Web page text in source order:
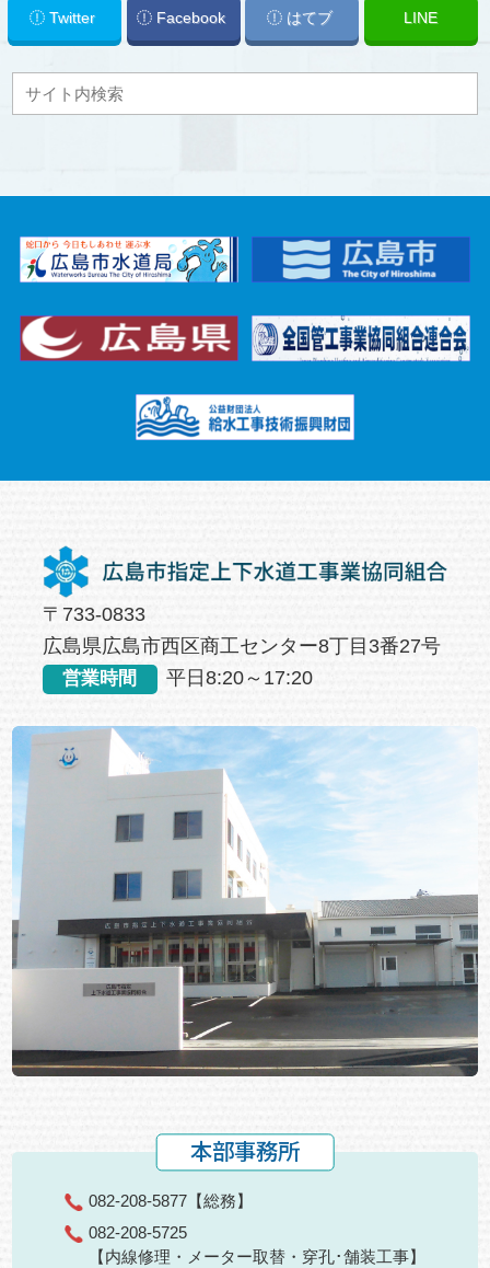
Twitter Facebook はてブ LINE
〒733-0833
広島県広島市西区商工センター8丁目3番27号
営業時間 平日8:20～17:20
本部事務所
082-208-5877 【総務】
082-208-5725
【内線修理・メーター取替・穿孔･舗装工事】